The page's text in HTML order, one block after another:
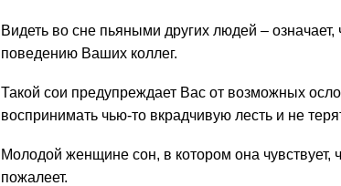
Видеть во сне пьяными других людей –
поведению Ваших коллег.
Такой сои предупреждает Вас от возможных
воспринимать чью-то вкрадчивую лесть и не
Молодой женщине сон, в котором она чувствует,
пожалеет.